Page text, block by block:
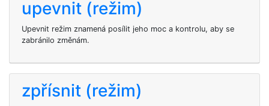
upevnit (režim)
Upevnit režim znamená posílit jeho moc a kontrolu, aby se
zabránilo změnám.
zpřísnit (režim)